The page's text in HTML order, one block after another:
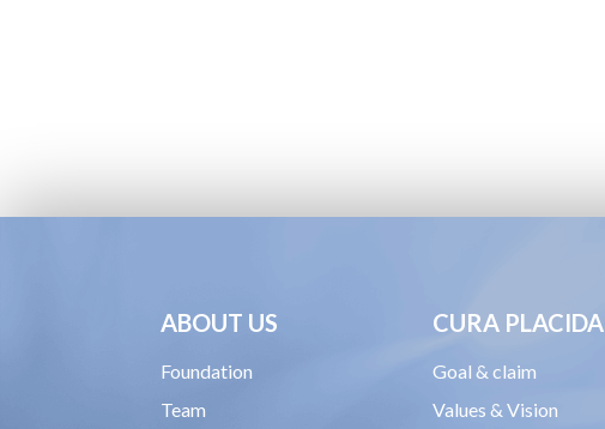
ABOUT US
Foundation
Team
CURA PLACIDA
Goal & claim
Values & Vision